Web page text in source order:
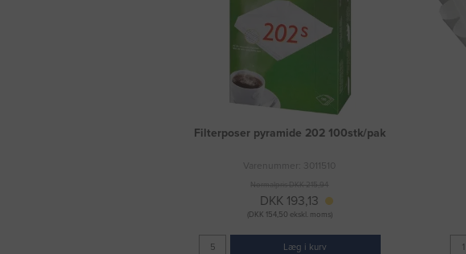
Filterposer pyramide 202 100stk/pak
Varenummer: 3011510
Normalpris DKK 215,94
DKK 193,13
(DKK 154,50 ekskl. moms)
Læg i kurv